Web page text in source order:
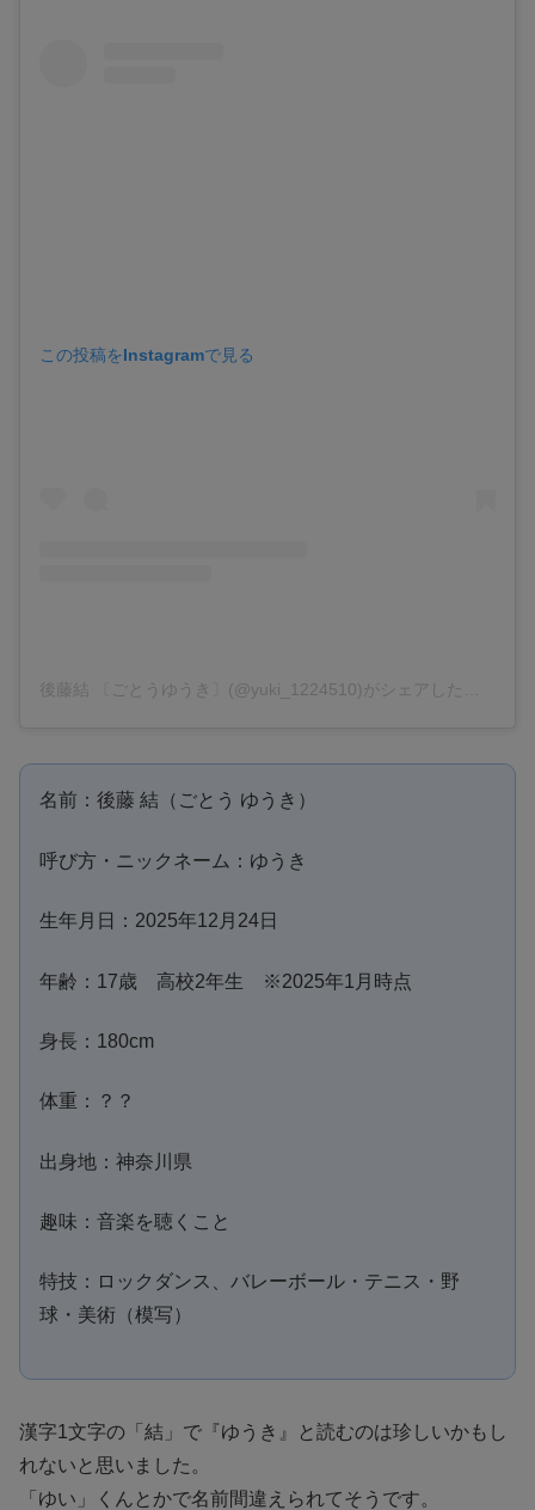
この投稿をInstagramで見る
後藤結 〔ごとうゆうき〕(@yuki_1224510)がシェアした投稿
名前：後藤 結（ごとう ゆうき）
呼び方・ニックネーム：ゆうき
生年月日：2025年12月24日
年齢：17歳 高校2年生 ※2025年1月時点
身長：180cm
体重：？？
出身地：神奈川県
趣味：音楽を聴くこと
特技：ロックダンス、バレーボール・テニス・野
球・美術（模写）
漢字1文字の「結」で『ゆうき』と読むのは珍しいかもし
れないと思いました。
「ゆい」くんとかで名前間違えられてそうです。